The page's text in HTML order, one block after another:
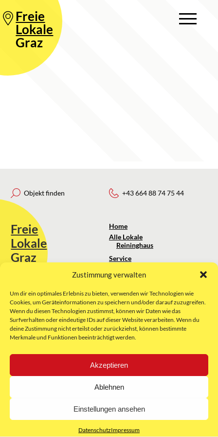
Zustimmung verwalten
Um dir ein optimales Erlebnis zu bieten, verwenden wir Technologien wie
Cookies, um Geräteinformationen zu speichern und/oder darauf zuzugreifen.
Wenn du diesen Technologien zustimmst, können wir Daten wie das
Surfverhalten oder eindeutige IDs auf dieser Website verarbeiten. Wenn du
deine Zustimmung nicht erteilst oder zurückziehst, können bestimmte
Merkmale und Funktionen beeinträchtigt werden.
Akzeptieren
Ablehnen
Einstellungen ansehen
DatenschutzImpressum
Freie
Lokale
Graz
Objekt finden
Freie
Lokale
Graz
Sie erreichen uns unter:
kontakt@freielokale-graz.at
Website by Rubikon Werbeagentur
GmbH
+43 664 88 74 75 44
Home
Alle Lokale
Reininghaus
Service
Über uns
Impressum
AGB
Datenschutz
E-Mail